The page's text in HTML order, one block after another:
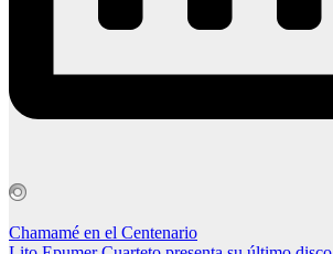
Navegación
Chamamé en el Centenario